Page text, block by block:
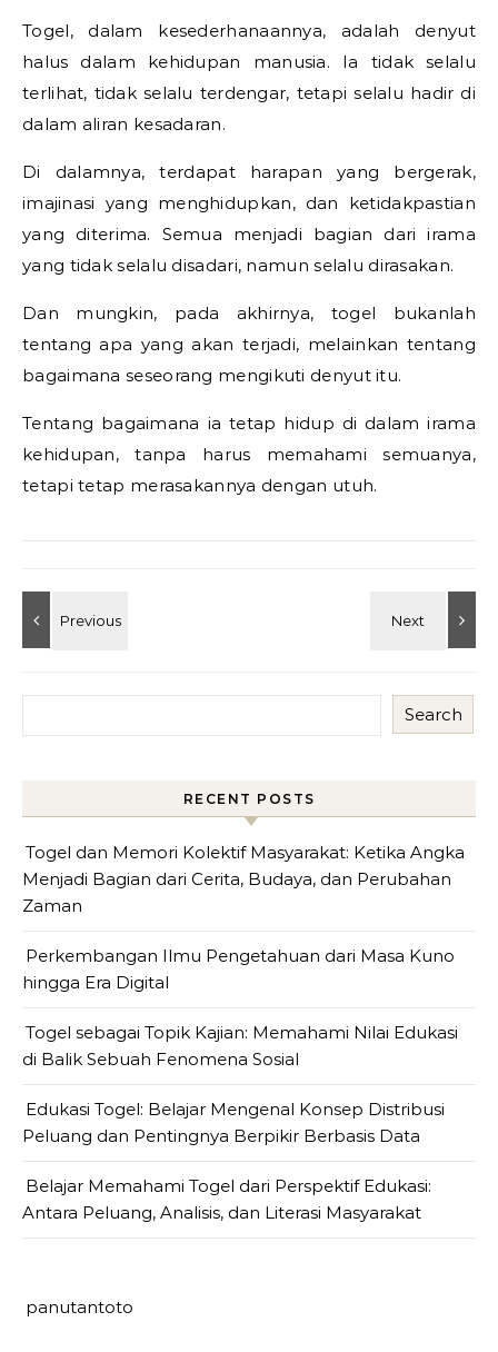
Togel, dalam kesederhanaannya, adalah denyut
halus dalam kehidupan manusia. Ia tidak selalu
terlihat, tidak selalu terdengar, tetapi selalu hadir di
dalam aliran kesadaran.
Di dalamnya, terdapat harapan yang bergerak,
imajinasi yang menghidupkan, dan ketidakpastian
yang diterima. Semua menjadi bagian dari irama
yang tidak selalu disadari, namun selalu dirasakan.
Dan mungkin, pada akhirnya, togel bukanlah
tentang apa yang akan terjadi, melainkan tentang
bagaimana seseorang mengikuti denyut itu.
Tentang bagaimana ia tetap hidup di dalam irama
kehidupan, tanpa harus memahami semuanya,
tetapi tetap merasakannya dengan utuh.
Search
RECENT POSTS
Togel dan Memori Kolektif Masyarakat: Ketika Angka
Menjadi Bagian dari Cerita, Budaya, dan Perubahan
Zaman
Perkembangan Ilmu Pengetahuan dari Masa Kuno
hingga Era Digital
Togel sebagai Topik Kajian: Memahami Nilai Edukasi
di Balik Sebuah Fenomena Sosial
Edukasi Togel: Belajar Mengenal Konsep Distribusi
Peluang dan Pentingnya Berpikir Berbasis Data
Belajar Memahami Togel dari Perspektif Edukasi:
Antara Peluang, Analisis, dan Literasi Masyarakat
panutantoto